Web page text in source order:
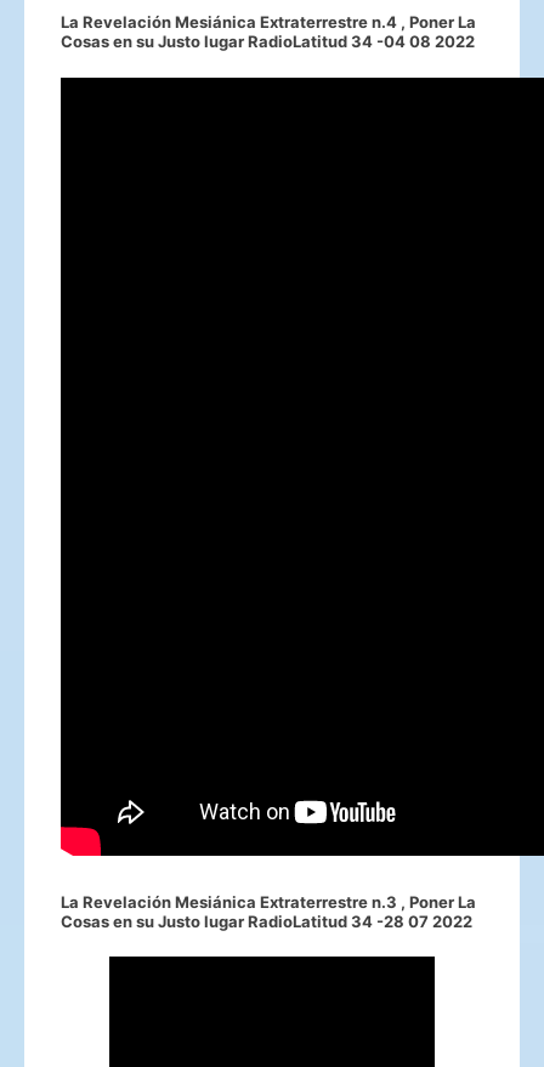
La Revelación Mesiánica Extraterrestre n.4 , Poner La
Cosas en su Justo lugar RadioLatitud 34 -04 08 2022
La Revelación Mesiánica Extraterrestre n.3 , Poner La
Cosas en su Justo lugar RadioLatitud 34 -28 07 2022